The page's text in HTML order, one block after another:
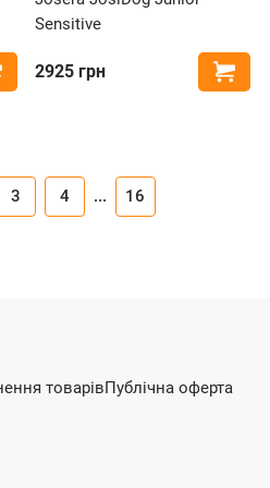
Купити
Sensitive
2925 грн
3 4 ... 16
товарівПублічна оферта